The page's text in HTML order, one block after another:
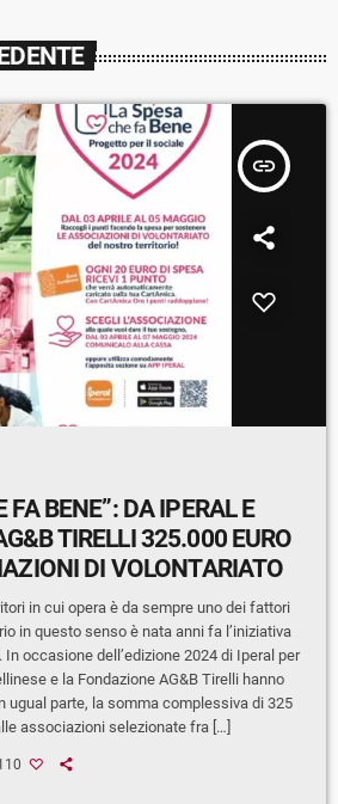
insert_link
FA BENE”: DA IPERAL E
TIRELLI 325.000 EURO
DI VOLONTARIATO
in cui opera è da sempre uno dei fattori
in questo senso è nata anni fa l’iniziativa
In occasione dell’edizione 2024 di Iperal per
e la Fondazione AG&B Tirelli hanno
ugual parte, la somma complessiva di 325
associazioni selezionate fra […]